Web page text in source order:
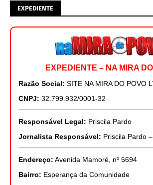
EXPEDIENTE
EXPEDIENTE – NA MIRA
Razão Social: SITE NA MIRA DO POVO
CNPJ: 32.799.932/0001-32
Responsável Legal: Priscila Pardo
Jornalista Responsável: Priscila Pardo
Endereço: Avenida Mamoré, nº 5694
Bairro: Esperança da Comunidade